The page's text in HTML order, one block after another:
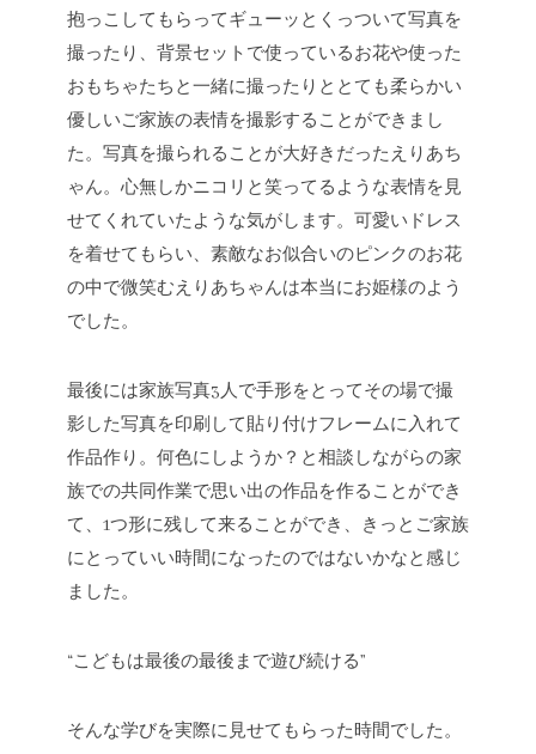
抱っこしてもらってギューッとくっついて写真を
撮ったり、背景セットで使っているお花や使った
おもちゃたちと一緒に撮ったりととても柔らかい
優しいご家族の表情を撮影することができまし
た。写真を撮られることが大好きだったえりあち
ゃん。心無しかニコリと笑ってるような表情を見
せてくれていたような気がします。可愛いドレス
を着せてもらい、素敵なお似合いのピンクのお花
の中で微笑むえりあちゃんは本当にお姫様のよう
でした。
最後には家族写真3人で手形をとってその場で撮
影した写真を印刷して貼り付けフレームに入れて
作品作り。何色にしようか？と相談しながらの家
族での共同作業で思い出の作品を作ることができ
て、1つ形に残して来ることができ、きっとご家族
にとっていい時間になったのではないかなと感じ
ました。
“こどもは最後の最後まで遊び続ける”
そんな学びを実際に見せてもらった時間でした。